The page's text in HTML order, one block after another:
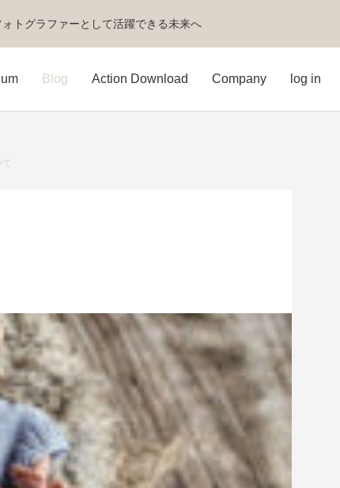
トグラファーとして活躍できる未来へ
Blog Action Download Company log in